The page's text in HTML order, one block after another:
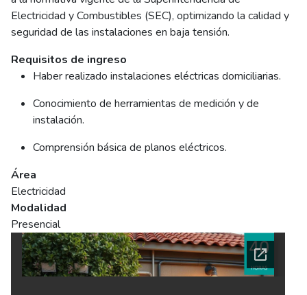
Electricidad y Combustibles (SEC), optimizando la calidad y
seguridad de las instalaciones en baja tensión.
Requisitos de ingreso
Haber realizado instalaciones eléctricas domiciliarias.
Conocimiento de herramientas de medición y de
instalación.
Comprensión básica de planos eléctricos.
Área
Electricidad
Modalidad
Presencial
Ficha del curso